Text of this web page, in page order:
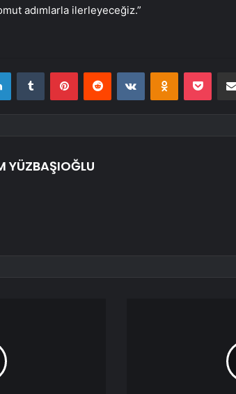
adımlarla ilerleyeceğiz.”
LinkedInTumblr PinterestReddit VKontakteOdnoklassniki
Pocket
YÜZBAŞIOĞLU